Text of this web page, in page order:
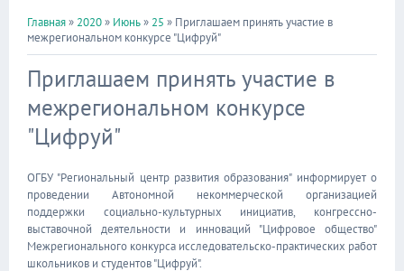
Главная» 2020» Июнь» 25 » Приглашаем принять участие в
межрегиональном конкурсе "Цифруй"
Приглашаем принять участие в
межрегиональном конкурсе
"Цифруй"
ОГБУ "Региональный центр развития образования" информирует о
проведении Автономной некоммерческой организацией
поддержки социально-культурных инициатив, конгрессно-
выставочной деятельности и инноваций "Цифровое общество"
Межрегионального конкурса исследовательско-практических работ
школьников и студентов "Цифруй".